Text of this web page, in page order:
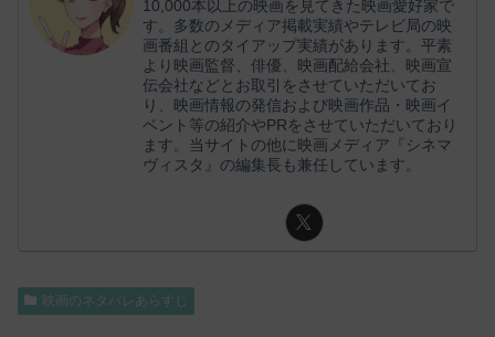
10,000本以上の映画を見てきた映画愛好家で
す。多数のメディア掲載実績やテレビ局の映
画番組とのタイアップ実績があります。平素
より映画監督、俳優、映画配給会社、映画宣
伝会社などとお取引をさせていただいてお
り、映画情報の発信および映画作品・映画イ
ベント等の紹介やPRをさせていただいており
ます。当サイトの他に映画メディア『シネマ
ヴィスタ』の編集長も兼任しています。
映画のネタバレあらすじ